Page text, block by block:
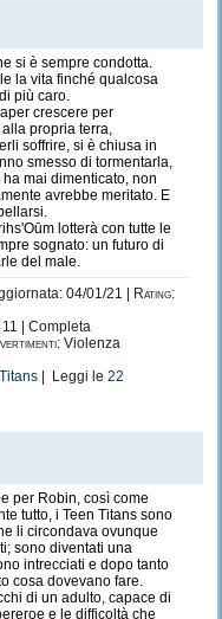
si è sempre condotta.
la vita finché qualcosa
più caro.
crescere per
propria terra,
soffrire, si è chiusa in
smesso di tormentarla,
mai dimenticato, non
avrebbe meritato. E
lotterà con tutte le
sognato: un futuro di
del male.
04/01/21 |
Rating:
11 | Completa
Violenza
| Leggi le 22
per Robin, così come
tutto, i Teen Titans sono
li circondava ovunque
sono diventati una
intrecciati e dopo tanto
cosa dovevano fare.
di un adulto, capace di
e le difficoltà che